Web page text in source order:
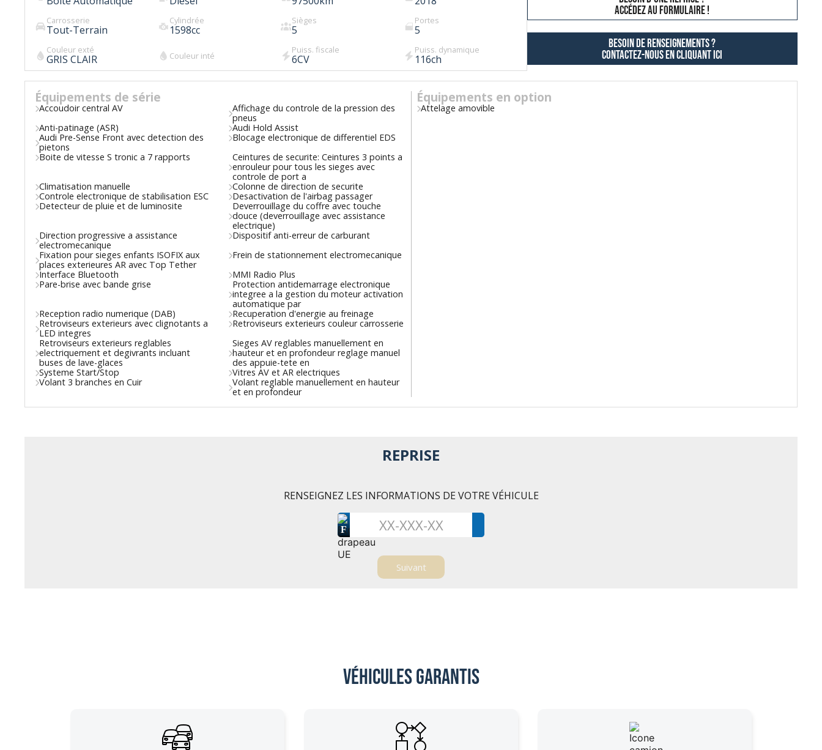
Carrosserie
Tout-Terrain
Cylindrée
1598cc
Sièges
5
Portes
5
Couleur exté
GRIS CLAIR Couleur inté
Puiss. fiscale
6CV
Puiss. dynamique
116ch
AccÉdez au formulaire !
Besoin de renseignements ?
contactez-nous en cliquant ici
Équipements de série
Accoudoir central AV
Affichage du controle de la pression des
pneus
Anti-patinage (ASR)
Audi Hold Assist
Audi Pre-Sense Front avec detection des
pietons
Blocage electronique de differentiel EDS
Boite de vitesse S tronic a 7 rapports
Ceintures de securite: Ceintures 3 points a
enrouleur pour tous les sieges avec
controle de port a
Climatisation manuelle
Colonne de direction de securite
Controle electronique de stabilisation ESC
Desactivation de l'airbag passager
Detecteur de pluie et de luminosite
Deverrouillage du coffre avec touche
douce (deverrouillage avec assistance
electrique)
Direction progressive a assistance
electromecanique
Dispositif anti-erreur de carburant
Fixation pour sieges enfants ISOFIX aux
places exterieures AR avec Top Tether
Frein de stationnement electromecanique
Interface Bluetooth
MMI Radio Plus
Pare-brise avec bande grise
Protection antidemarrage electronique
integree a la gestion du moteur activation
automatique par
Reception radio numerique (DAB)
Recuperation d'energie au freinage
Retroviseurs exterieurs avec clignotants a
LED integres
Retroviseurs exterieurs couleur carrosserie
Retroviseurs exterieurs reglables
electriquement et degivrants incluant
buses de lave-glaces
Sieges AV reglables manuellement en
hauteur et en profondeur reglage manuel
des appuie-tete en
Systeme Start/Stop
Vitres AV et AR electriques
Volant 3 branches en Cuir
Volant reglable manuellement en hauteur
et en profondeur
Équipements en option
Attelage amovible
REPRISE
RENSEIGNEZ LES INFORMATIONS DE VOTRE VÉHICULE
F
Véhicules garantis